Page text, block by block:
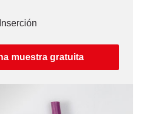
Inserción
muestra gratuita